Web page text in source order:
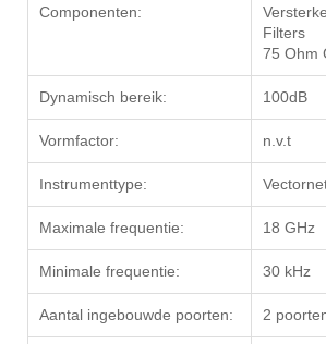
Componenten:
Filters
75 Ohm
Dynamisch bereik: 100dB
Vormfactor: n.v.t
Instrumenttype:
Maximale frequentie: 18 GHz
Minimale frequentie: 30 kHz
Aantal ingebouwde poorten: 2